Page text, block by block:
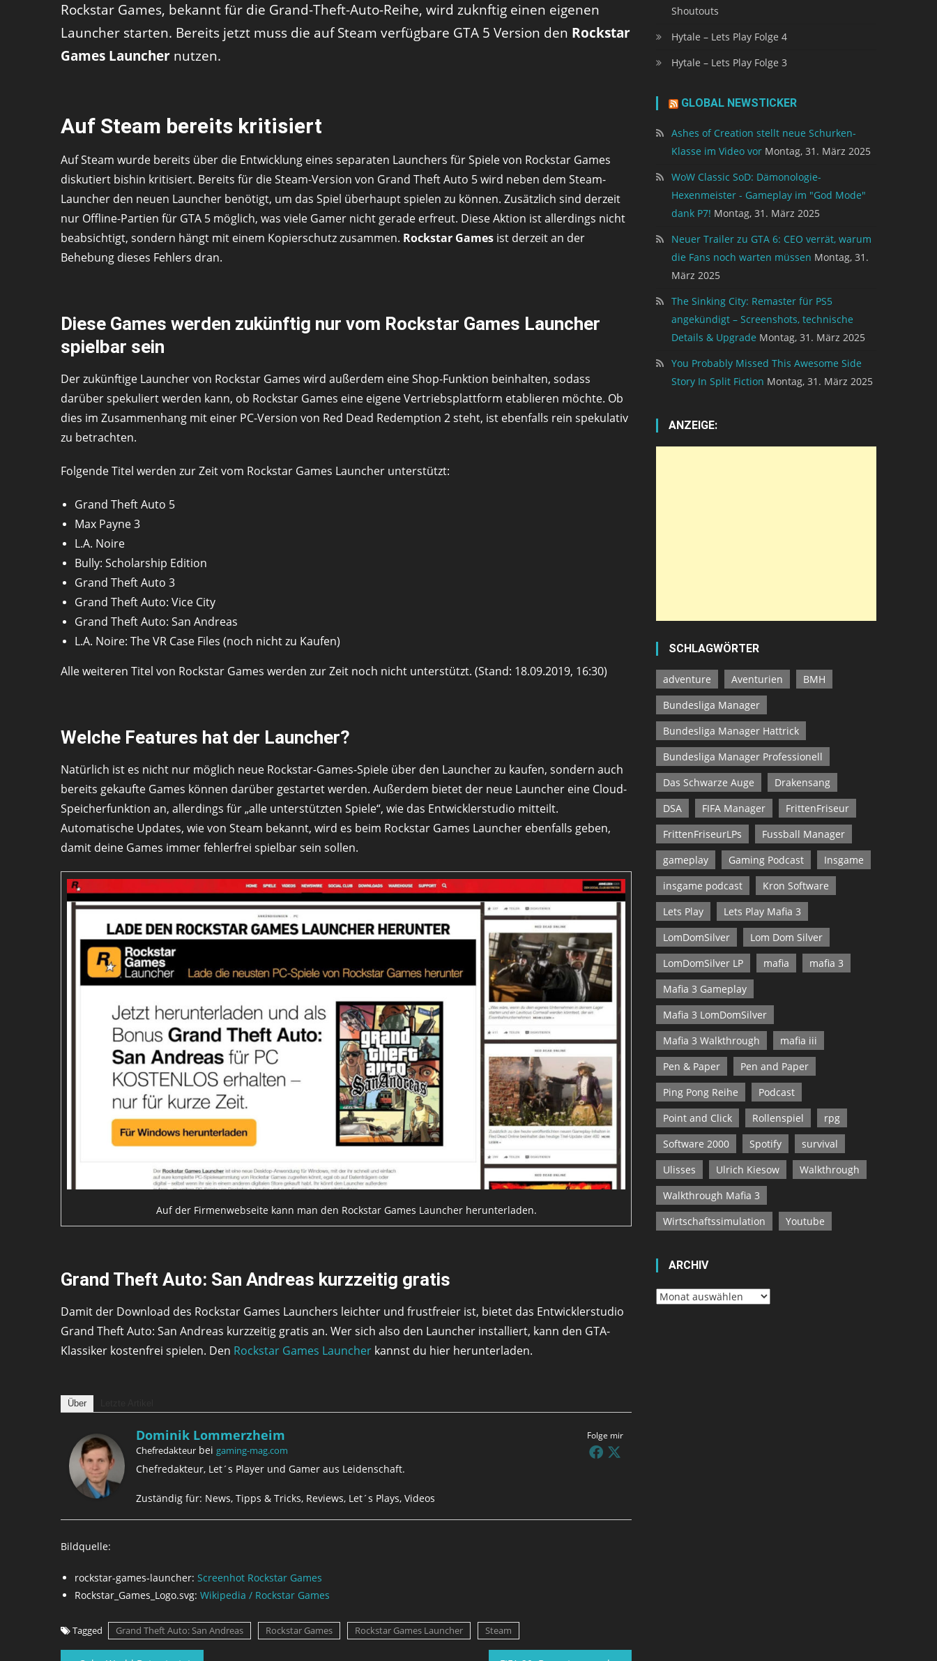
Rockstar Games, bekannt für die Grand-Theft-Auto-Reihe, wird zuknftig einen eigenen
Launcher starten. Bereits jetzt muss die auf Steam verfügbare GTA 5 Version den Rockstar
Games Launcher nutzen.
Auf Steam bereits kritisiert
Auf Steam wurde bereits über die Entwicklung eines separaten Launchers für Spiele von Rockstar Games
diskutiert bishin kritisiert. Bereits für die Steam-Version von Grand Theft Auto 5 wird neben dem Steam-
Launcher den neuen Launcher benötigt, um das Spiel überhaupt spielen zu können. Zusätzlich sind derzeit
nur Offline-Partien für GTA 5 möglich, was viele Gamer nicht gerade erfreut. Diese Aktion ist allerdings nicht
beabsichtigt, sondern hängt mit einem Kopierschutz zusammen. Rockstar Games ist derzeit an der
Behebung dieses Fehlers dran.
Diese Games werden zukünftig nur vom Rockstar Games Launcher
spielbar sein
Der zukünftige Launcher von Rockstar Games wird außerdem eine Shop-Funktion beinhalten, sodass
darüber spekuliert werden kann, ob Rockstar Games eine eigene Vertriebsplattform etablieren möchte. Ob
dies im Zusammenhang mit einer PC-Version von Red Dead Redemption 2 steht, ist ebenfalls rein spekulativ
zu betrachten.
Folgende Titel werden zur Zeit vom Rockstar Games Launcher unterstützt:
Grand Theft Auto 5
Max Payne 3
L.A. Noire
Bully: Scholarship Edition
Grand Theft Auto 3
Grand Theft Auto: Vice City
Grand Theft Auto: San Andreas
L.A. Noire: The VR Case Files (noch nicht zu Kaufen)
Alle weiteren Titel von Rockstar Games werden zur Zeit noch nicht unterstützt. (Stand: 18.09.2019, 16:30)
Welche Features hat der Launcher?
Natürlich ist es nicht nur möglich neue Rockstar-Games-Spiele über den Launcher zu kaufen, sondern auch
bereits gekaufte Games können darüber gestartet werden. Außerdem bietet der neue Launcher eine Cloud-
Speicherfunktion an, allerdings für „alle unterstützten Spiele“, wie das Entwicklerstudio mitteilt.
Automatische Updates, wie von Steam bekannt, wird es beim Rockstar Games Launcher ebenfalls geben,
damit deine Games immer fehlerfrei spielbar sein sollen.
Auf der Firmenwebseite kann man den Rockstar Games Launcher herunterladen.
Grand Theft Auto: San Andreas kurzzeitig gratis
Damit der Download des Rockstar Games Launchers leichter und frustfreier ist, bietet das Entwicklerstudio
Grand Theft Auto: San Andreas kurzzeitig gratis an. Wer sich also den Launcher installiert, kann den GTA-
Klassiker kostenfrei spielen. Den Rockstar Games Launcher kannst du hier herunterladen.
Über
Folge mir
Dominik Lommerzheim
Chefredakteur bei gaming-mag.com
Chefredakteur, Let´s Player und Gamer aus Leidenschaft.
Zuständig für: News, Tipps & Tricks, Reviews, Let´s Plays, Videos
Bildquelle:
rockstar-games-launcher: Screenhot Rockstar Games
Rockstar_Games_Logo.svg: Wikipedia / Rockstar Games
Tagged Grand Theft Auto: San Andreas Rockstar Games Rockstar Games Launcher Steam
Shoutouts
Hytale – Lets Play Folge 4
Hytale – Lets Play Folge 3
GLOBAL NEWSTICKER
Ashes of Creation stellt neue Schurken-
Klasse im Video vor Montag, 31. März 2025
WoW Classic SoD: Dämonologie-
Hexenmeister - Gameplay im "God Mode"
dank P7! Montag, 31. März 2025
Neuer Trailer zu GTA 6: CEO verrät, warum
die Fans noch warten müssen Montag, 31.
März 2025
The Sinking City: Remaster für PS5
angekündigt – Screenshots, technische
Details & Upgrade Montag, 31. März 2025
You Probably Missed This Awesome Side
Story In Split Fiction Montag, 31. März 2025
ANZEIGE:
SCHLAGWÖRTER
adventure Aventurien
BMH
Bundesliga Manager
Bundesliga Manager Hattrick
Bundesliga Manager Professionell
Das Schwarze Auge
Drakensang
DSA
FIFA Manager
FrittenFriseur
FrittenFriseurLPs
Fussball Manager
gameplay
Gaming Podcast
Insgame
insgame podcast
Kron Software
Lets Play
Lets Play Mafia 3
LomDomSilver
Lom Dom Silver
LomDomSilver LP
mafia
mafia 3
Mafia 3 Gameplay
Mafia 3 LomDomSilver
Mafia 3 Walkthrough
mafia iii
Pen & Paper
Pen and Paper
Ping Pong Reihe
Podcast
Point and Click
Rollenspiel
rpg
Software 2000
Spotify
survival
Ulisses
Ulrich Kiesow
Walkthrough
Walkthrough Mafia 3
Wirtschaftssimulation
Youtube
ARCHIV
Archiv